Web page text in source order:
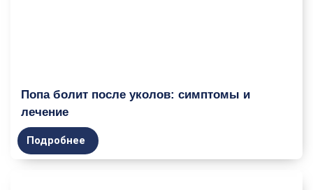
Попа болит после уколов: симптомы и
лечение
Подробнее